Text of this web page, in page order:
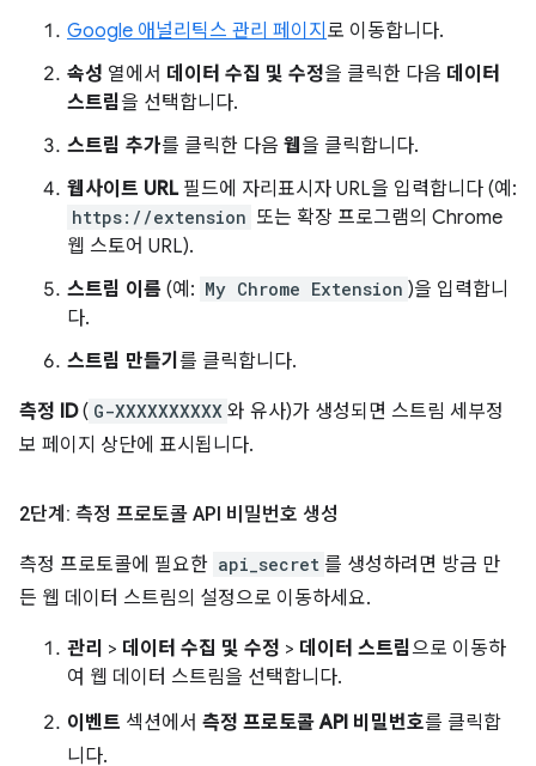
Google 애널리틱스 관리 페이지 로 이동합니다.
속성 열에서 데이터 수집 및 수정을 클릭한 다음 데이터
스트림 을 선택합니다.
스트림 추가를 클릭한 다음 웹 을 클릭합니다.
웹사이트 URL필드에 자리표시자 URL을 입력합니다 (예:
https://extension 또는 확장 프로그램의 Chrome
웹 스토어 URL).
스트림 이름 (예: My Chrome Extension )을 입력합니
다.
스트림 만들기 를 클릭합니다.
측정 ID( G-XXXXXXXXXX 와 유사)가 생성되면 스트림 세부정
보 페이지 상단에 표시됩니다.
2단계: 측정 프로토콜 API 비밀번호 생성
측정 프로토콜에 필요한 api_secret 를 생성하려면 방금 만
든 웹 데이터 스트림의 설정으로 이동하세요.
관리 > 데이터 수집 및 수정 > 데이터 스트림으로 이동하
여 웹 데이터 스트림을 선택합니다.
이벤트 섹션에서 측정 프로토콜 API 비밀번호를 클릭합
니다.